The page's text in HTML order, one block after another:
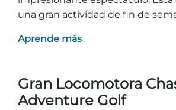
una gran actividad de fin de
Aprende más
Gran Locomotora
Adventure Golf